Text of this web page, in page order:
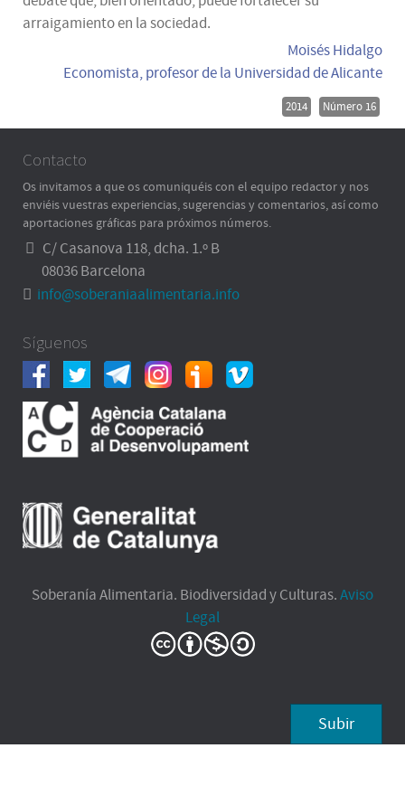
arraigamiento en la sociedad.
Moisés Hidalgo
Economista, profesor de la Universidad de Alicante
2014 Número 16
Contacto
Os invitamos a que os comuniquéis con el equipo redactor y nos
enviéis vuestras experiencias, sugerencias y comentarios, así como
aportaciones gráficas para próximos números.
C/ Casanova 118, dcha. 1.º B
08036 Barcelona
info@soberaniaalimentaria.info
Síguenos
Soberanía Alimentaria. Biodiversidad y Culturas.Aviso
Legal
Subir